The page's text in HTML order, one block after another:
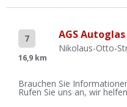
7
16,9 km
AGS
Nikolaus-Otto-
Brauchen Sie
Rufen Sie uns an, wir